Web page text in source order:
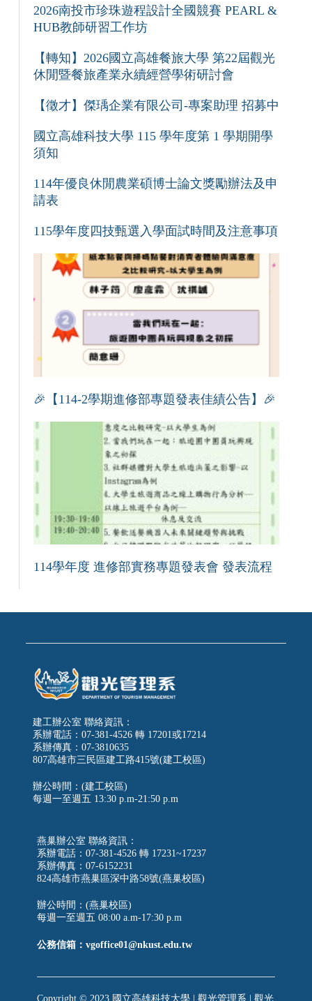
2026南投市珍珠遊程設計全國競賽 PEARL &
HUB教師研習工作坊
【轉知】2026國立高雄餐旅大學 第22屆觀光
休閒暨餐旅產業永續經營學術研討會
【徵才】傑瑀企業有限公司-專案助理 招募中
國立高雄科技大學 115 學年度第 1 學期開學
須知
114年優良休閒農業碩博士論文獎勵辦法及申
請表
115學年度四技甄選入學面試時間及注意事項
🎉【114-2學期進修部專題發表佳績公告】🎉
114學年度 進修部實務專題發表會 發表流程
建工辦公室 聯絡資訊：
系辦電話：07-381-4526 轉 17201或17214
系辦傳真：07-3810635
807高雄市三民區建工路415號(建工校區)
辦公時間：(建工校區)
每週一至週五 13:30 p.m-21:50 p.m
燕巢辦公室 聯絡資訊：
系辦電話：07-381-4526 轉 17231~17237
系辦傳真：07-6152231
824高雄市燕巢區深中路58號(燕巢校區)
辦公時間：(燕巢校區)
每週一至週五 08:00 a.m-17:30 p.m
公務信箱：vgoffice01@nkust.edu.tw
Copyright © 2023 國立高雄科技大學 | 觀光管理系 | 觀光